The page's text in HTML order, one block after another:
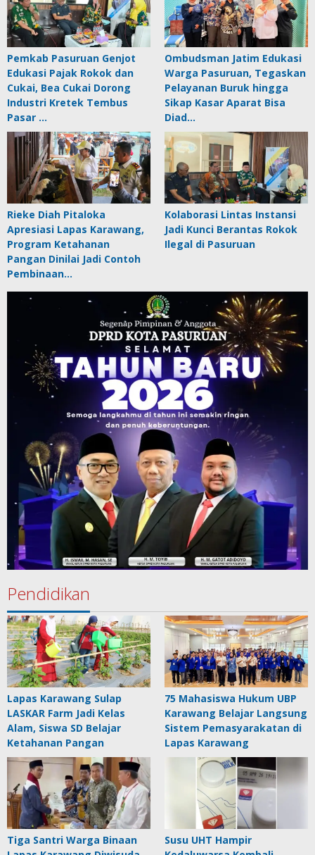
Pemkab Pasuruan Genjot
Edukasi Pajak Rokok dan
Cukai, Bea Cukai Dorong
Industri Kretek Tembus
Pasar …
Ombudsman Jatim Edukasi
Warga Pasuruan, Tegaskan
Pelayanan Buruk hingga
Sikap Kasar Aparat Bisa
Diad…
Rieke Diah Pitaloka
Apresiasi Lapas Karawang,
Program Ketahanan
Pangan Dinilai Jadi Contoh
Pembinaan…
Kolaborasi Lintas Instansi
Jadi Kunci Berantas Rokok
Ilegal di Pasuruan
Pendidikan
Lapas Karawang Sulap
LASKAR Farm Jadi Kelas
Alam, Siswa SD Belajar
Ketahanan Pangan
75 Mahasiswa Hukum UBP
Karawang Belajar Langsung
Sistem Pemasyarakatan di
Lapas Karawang
Tiga Santri Warga Binaan
Susu UHT Hampir